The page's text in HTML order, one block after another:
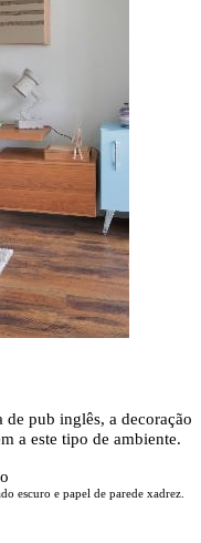
pub inglês, a decoração
a este tipo de ambiente.
escuro e papel de parede xadrez.